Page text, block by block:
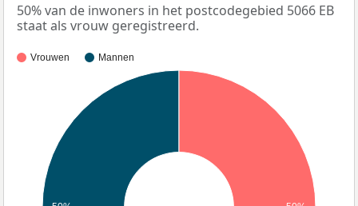
50% van de inwoners in het postcodegebied 5066 EB
staat als vrouw geregistreerd.
Vrouwen Mannen